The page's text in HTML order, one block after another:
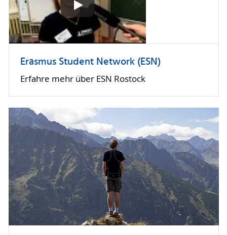
Erasmus Student Network (ESN)
Erfahre mehr über ESN Rostock